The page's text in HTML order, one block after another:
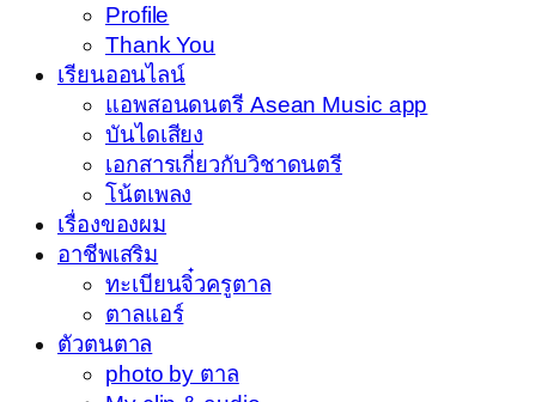
Profile
Thank You
เรียนออนไลน์
แอพสอนดนตรี Asean Music app
บันไดเสียง
เอกสารเกี่ยวกับวิชาดนตรี
โน้ตเพลง
เรื่องของผม
อาชีพเสริม
ทะเบียนจิ๋วครูตาล
ตาลแอร์
ตัวตนตาล
photo by ตาล